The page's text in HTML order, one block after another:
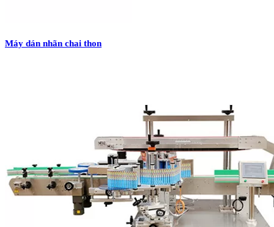
Máy dán nhãn chai thon